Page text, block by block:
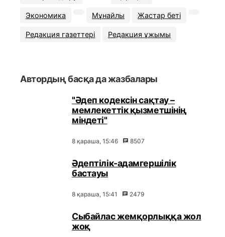
Экономика Мұнайлы Жастар беті
Редакция газеттері Редакция ұжымы
Автордың басқа да жазбалары
"Әдеп кодексін сақтау –
мемлекеттік қызметшінің
міндеті"
8 қараша, 15:46 8507
Әдептілік-адамгершілік
бастауы
8 қараша, 15:41 2479
Сыбайлас жемқорлыққа жол
жоқ